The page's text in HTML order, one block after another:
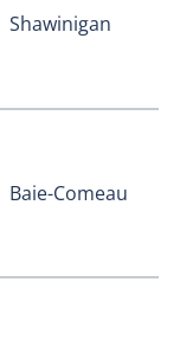
Shawinigan
Baie-Comeau